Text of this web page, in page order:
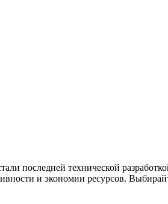
последней технической
и экономии ресурсов.